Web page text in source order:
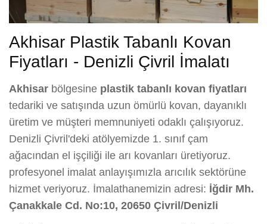
Akhisar Plastik Tabanlı Kovan
Fiyatları - Denizli Çivril İmalatı
Akhisar bölgesine plastik tabanlı kovan fiyatları
tedariki ve satışında uzun ömürlü kovan, dayanıklı
üretim ve müşteri memnuniyeti odaklı çalışıyoruz.
Denizli Çivril'deki atölyemizde 1. sınıf çam
ağacından el işçiliği ile arı kovanları üretiyoruz.
profesyonel imalat anlayışımızla arıcılık sektörüne
hizmet veriyoruz. İmalathanemizin adresi: İğdir Mh.
Çanakkale Cd. No:10, 20650 Çivril/Denizli